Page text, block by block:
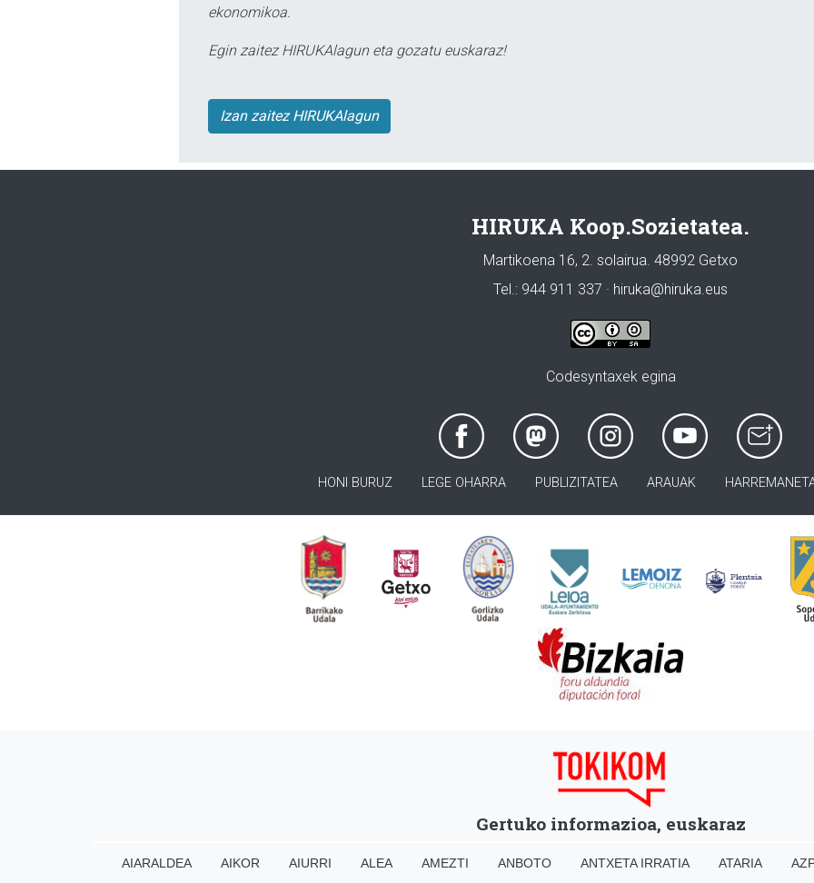
ekonomikoa.
Egin zaitez HIRUKAlagun eta gozatu euskaraz!
Izan zaitez HIRUKAlagun
HIRUKA Koop.Sozietatea.
Martikoena 16, 2. solairua. 48992 Getxo
Tel.: 944 911 337 · hiruka@hiruka.eus
Codesyntaxek egina
HONI BURUZ LEGE OHARRA PUBLIZITATEA ARAUAK
Gertuko informazioa, euskaraz
AIARALDEA AIKOR AIURRI ALEA AMEZTI ANBOTO ANTXETA IRRATIA ATARIA